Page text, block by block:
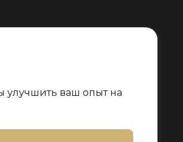
улучшить ваш опыт на